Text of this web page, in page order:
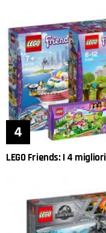
LEGO Friends: I 4